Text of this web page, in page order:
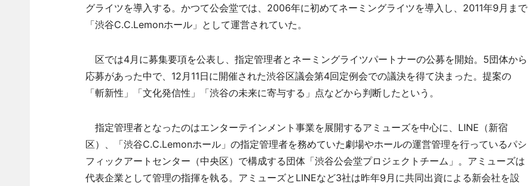
グライツを導入する。かつて公会堂では、2006年に初めてネーミングライツを導入し、2011年9月まで
「渋谷C.C.Lemonホール」として運営されていた。
区では4月に募集要項を公表し、指定管理者とネーミングライツパートナーの公募を開始。5団体から
応募があった中で、12月11日に開催された渋谷区議会第4回定例会での議決を得て決まった。提案の
「斬新性」「文化発信性」「渋谷の未来に寄与する」点などから判断したという。
指定管理者となったのはエンターテインメント事業を展開するアミューズを中心に、LINE（新宿
区）、「渋谷C.C.Lemonホール」の指定管理者を務めていた劇場やホールの運営管理を行っているパシ
フィックアートセンター（中央区）で構成する団体「渋谷公会堂プロジェクトチーム」。アミューズは
代表企業として管理の指揮を執る。アミューズとLINEなど3社は昨年9月に共同出資による新会社を設